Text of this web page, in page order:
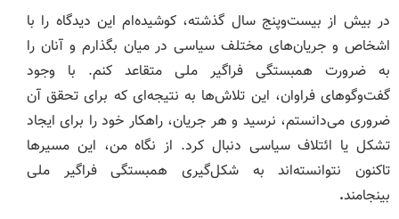
در بیش از بیست‌وپنج سال گذشته، کوشیده‌ام این دیدگاه را با
اشخاص و جریان‌های مختلف سیاسی در میان بگذارم و آنان را
به ضرورت همبستگی فراگیر ملی متقاعد کنم. با وجود
گفت‌وگوهای فراوان، این تلاش‌ها به نتیجه‌ای که برای تحقق آن
ضروری می‌دانستم، نرسید و هر جریان، راهکار خود را برای ایجاد
تشکل یا ائتلاف سیاسی دنبال کرد. از نگاه من، این مسیرها
تاکنون نتوانسته‌اند به شکل‌گیری همبستگی فراگیر ملی
بینجامند.